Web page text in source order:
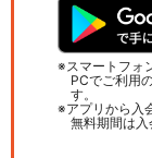
スマートフォ
PCでご利用
す。
アプリから入
無料期間は入